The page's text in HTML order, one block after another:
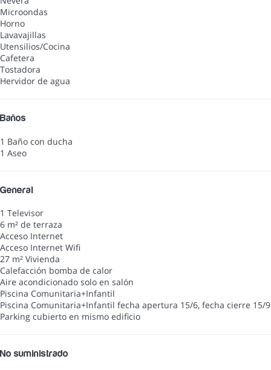
Microondas
Horno
Lavavajillas
Utensilios/Cocina
Cafetera
Tostadora
Hervidor de agua
Baños
1 Baño con ducha
1 Aseo
General
1 Televisor
6 m² de terraza
Acceso Internet
Acceso Internet Wifi
27 m² Vivienda
Calefacción bomba de calor
Aire acondicionado solo en salón
Piscina Comunitaria+Infantil
Piscina Comunitaria+Infantil fecha apertura 15/6, fecha cierre 15/9
Parking cubierto en mismo edificio
No suministrado